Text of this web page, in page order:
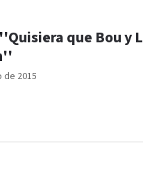
de 2015
que Bou y